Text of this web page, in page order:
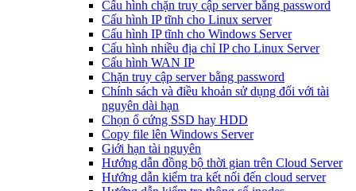
Cấu hình chặn truy cập server bằng password
Cấu hình IP tĩnh cho Linux server
Cấu hình IP tĩnh cho Windows Server
Cấu hình nhiều địa chỉ IP cho Linux Server
Cấu hình WAN IP
Chặn truy cập server bằng password
Chính sách và điều khoản sử dụng đối với tài
nguyên dài hạn
Chọn ổ cứng SSD hay HDD
Copy file lên Windows Server
Giới hạn tài nguyên
Hướng dẫn đồng bộ thời gian trên Cloud Server
Hướng dẫn kiểm tra kết nối đến cloud server